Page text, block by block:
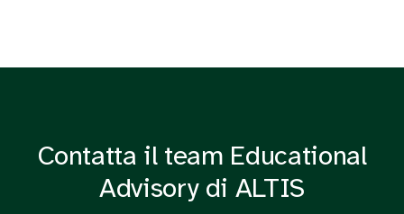
Contatta il team Educational
Advisory di ALTIS